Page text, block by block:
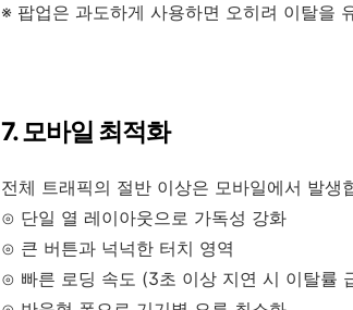
※ 팝업은 과도하게 사용하면 오히려 이탈을
7. 모바일 최적화
전체 트래픽의 절반 이상은 모바일에서 발생
⊙ 단일 열 레이아웃으로 가독성 강화
⊙ 큰 버튼과 넉넉한 터치 영역
⊙ 빠른 로딩 속도 (3초 이상 지연 시 이탈률